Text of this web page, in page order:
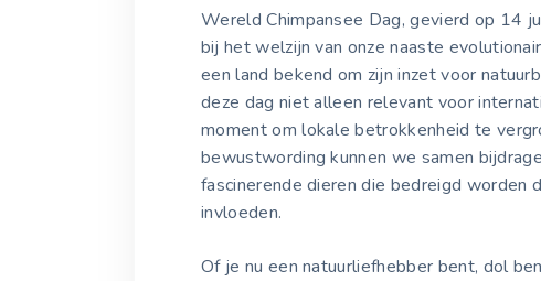
Wereld Chimpansee Dag, gevierd op 14
bij het welzijn van onze naaste
een land bekend om zijn inzet voor
deze dag niet alleen relevant voor
moment om lokale betrokkenheid te
bewustwording kunnen we samen
fascinerende dieren die bedreigd worden
invloeden.
Of je nu een natuurliefhebber bent, dol